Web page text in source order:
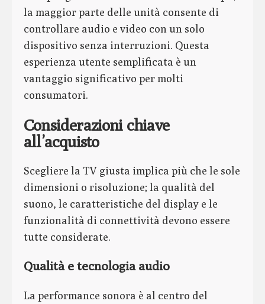
la maggior parte delle unità consente di
controllare audio e video con un solo
dispositivo senza interruzioni. Questa
esperienza utente semplificata è un
vantaggio significativo per molti
consumatori.
Considerazioni chiave
all’acquisto
Scegliere la TV giusta implica più che le sole
dimensioni o risoluzione; la qualità del
suono, le caratteristiche del display e le
funzionalità di connettività devono essere
tutte considerate.
Qualità e tecnologia audio
La performance sonora è al centro del